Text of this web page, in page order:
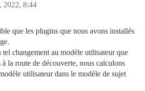
2022, 8:44
que les plugins que nous avons installés
changement au modèle utilisateur que
la route de découverte, nous calculons
utilisateur dans le modèle de sujet